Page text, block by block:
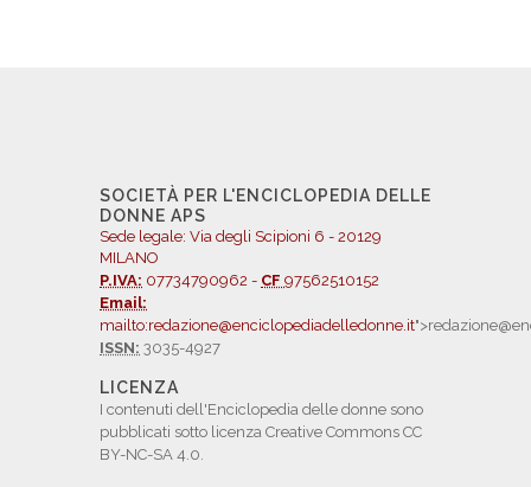
SOCIETÀ PER L'ENCICLOPEDIA DELLE
DONNE APS
Sede legale: Via degli Scipioni 6 - 20129
MILANO
P.IVA: 07734790962 - CF 97562510152
Email:
mailto:redazione@enciclopediadelledonne.it
ISSN: 3035-4927
LICENZA
I contenuti dell'Enciclopedia delle donne sono
pubblicati sotto licenza Creative Commons CC
BY-NC-SA 4.0.